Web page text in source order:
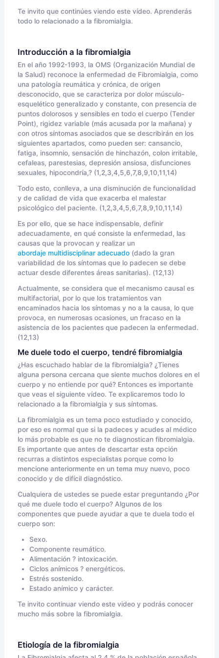
Te invito que continúes viendo este vídeo. Aprenderás
todo lo relacionado a la fibromialgia.
Introducción a la fibromialgia
En el año 1992-1993, la OMS (Organización Mundial de
la Salud) reconoce la enfermedad de Fibromialgia, como
una patología reumática y crónica, de origen
desconocido, que se caracteriza por dolor músculo-
esquelético generalizado y constante, con presencia de
puntos dolorosos y sensibles en todo el cuerpo (Tender
Point), rigidez variable (más acusada por la mañana) y
con otros síntomas asociados que se describirán en los
siguientes apartados, como pueden ser: cansancio,
fatiga, insomnio, sensación de hinchazón, colon irritable,
cefaleas, parestesias, depresión ansiosa, disfunciones
sexuales, hipocondría,? (1,2,3,4,5,6,7,8,9,10,11,14)
Todo esto, conlleva, a una disminución de funcionalidad
y de calidad de vida que exacerba el malestar
psicológico del paciente. (1,2,3,4,5,6,7,8,9,10,11,14)
Es por ello, que se hace indispensable, definir
adecuadamente, en qué consiste la enfermedad, las
causas que la provocan y realizar un
abordaje multidisciplinar adecuado (dado la gran
variabilidad de los síntomas que lo padecen se debe
actuar desde diferentes áreas sanitarias). (12,13)
Actualmente, se considera que el mecanismo causal es
multifactorial, por lo que los tratamientos van
encaminados hacia los síntomas y no a la causa, lo que
provoca, en numerosas ocasiones, un fracaso en la
asistencia de los pacientes que padecen la enfermedad.
(12,13)
Me duele todo el cuerpo, tendré fibromialgia
¿Has escuchado hablar de la fibromialgia? ¿Tienes
alguna persona cercana que siente muchos dolores en el
cuerpo y no entiende por qué? Entonces es importante
que veas el siguiente vídeo. Te explicaremos todo lo
relacionado a la fibromialgia y sus síntomas.
La fibromialgia es un tema poco estudiado y conocido,
por eso es normal que si la padeces y acudes al médico
lo más probable es que no te diagnostican fibromialgia.
Es importante que antes de descartar esta opción
recurras a distintos especialistas porque como lo
mencione anteriormente en un tema muy nuevo, poco
conocido y de difícil diagnóstico.
Cualquiera de ustedes se puede estar preguntando ¿Por
qué me duele todo el cuerpo? Algunos de los
componentes que puede ayudar a que te duela todo el
cuerpo son:
Sexo.
Componente reumático.
Alimentación ? intoxicación.
Ciclos anímicos ? energéticos.
Estrés sostenido.
Estado anímico y carácter.
Te invito continuar viendo este video y podrás conocer
mucho más sobre la fibromialgia.
Etiología de la fibromialgia